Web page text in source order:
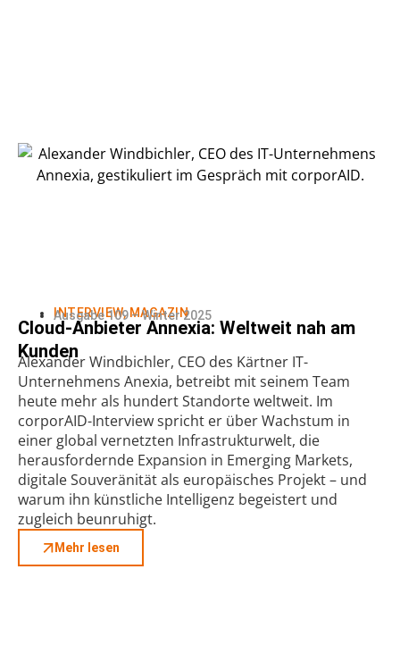
INTERVIEW,MAGAZIN
Ausgabe 109 – Winter 2025
Cloud-Anbieter Annexia: Weltweit nah am
Kunden
Alexander Windbichler, CEO des Kärtner IT-
Unternehmens Anexia, betreibt mit seinem Team
heute mehr als hundert Standorte weltweit. Im
corporAID-Interview spricht er über Wachstum in
einer global vernetzten Infrastrukturwelt, die
herausfordernde Expansion in Emerging Markets,
digitale Souveränität als europäisches Projekt – und
warum ihn künstliche Intelligenz begeistert und
zugleich beunruhigt.
Mehr lesen